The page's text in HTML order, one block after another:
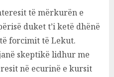
të mërkurën e
duket t’i ketë dhënë
forcimit të Lekut.
skeptikë lidhur me
në ecurinë e kursit